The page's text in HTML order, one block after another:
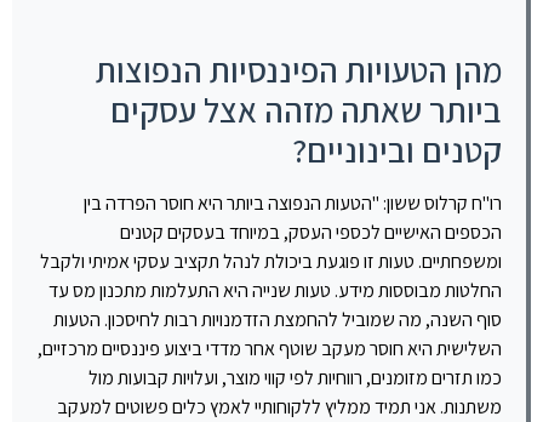
מהן הטעויות הפיננסיות הנפוצות
ביותר שאתה מזהה אצל עסקים
קטנים ובינוניים?
רו"ח קרלוס ששון: "הטעות הנפוצה ביותר היא חוסר הפרדה בין
הכספים האישיים לכספי העסק, במיוחד בעסקים קטנים
ומשפחתיים. טעות זו פוגעת ביכולת לנהל תקציב עסקי אמיתי ולקבל
החלטות מבוססות מידע. טעות שנייה היא התעלמות מתכנון מס עד
סוף השנה, מה שמוביל להחמצת הזדמנויות רבות לחיסכון. הטעות
השלישית היא חוסר מעקב שוטף אחר מדדי ביצוע פיננסיים מרכזיים,
כמו תזרים מזומנים, רווחיות לפי קווי מוצר, ועלויות קבועות מול
משתנות. אני תמיד ממליץ ללקוחותיי לאמץ כלים פשוטים למעקב